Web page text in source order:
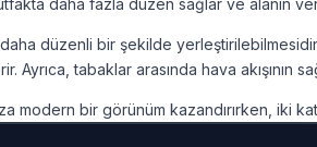
daha fazla düzen sağlar ve alanın
düzenli bir şekilde
tabaklar arasında hava akışının
bir görünüm kazandırırken, iki